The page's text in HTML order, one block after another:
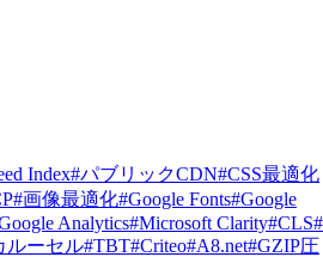
Index#パブリックCDN#CSS最適化
#画像最適化#Google Fonts#Google
Analytics#Microsoft Clarity#CLS#
ルーセル#TBT#Criteo#A8.net#GZIP圧